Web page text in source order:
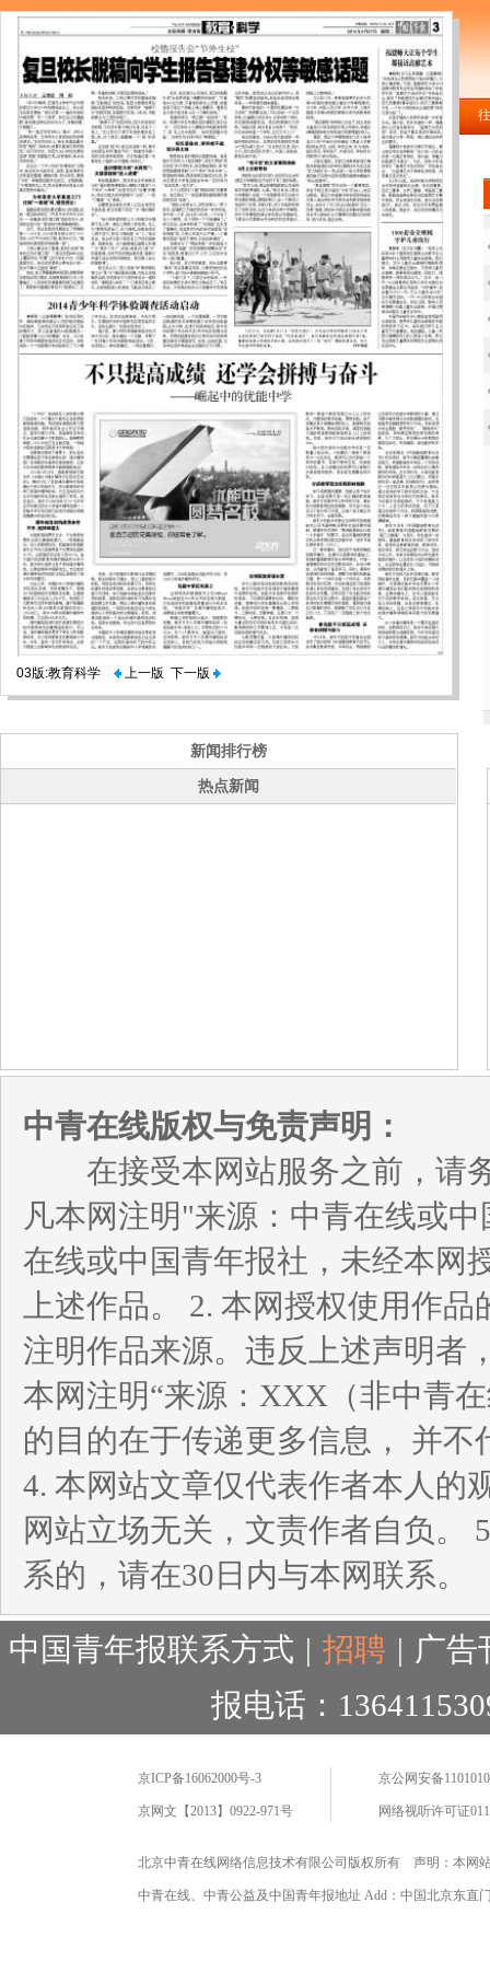
03版:教育科学 上一版 下一版
新闻排行榜
热点新闻
中青在线版权与免责声明：
在接受本网站服务之前，请务
凡本网注明"来源：中青在线或
在线或中国青年报社，未经本网
上述作品。 2. 本网授权使用作
注明作品来源。违反上述声明者
本网注明“来源：XXX（非中青
的目的在于传递更多信息， 并
4. 本网站文章仅代表作者本人的
网站立场无关，文责作者自负。
系的，请在30日内与本网联系。
中国青年报联系方式 | 招聘 | 广告
报电话：
京ICP备16062000号-3
京网文【2013】0922-971号
京公网安备
网络视听许可证
北京中青在线网络信息技术有限公司版权所有 声明：本网
中青在线、中青公益及中国青年报地址 Add：中国北京东直